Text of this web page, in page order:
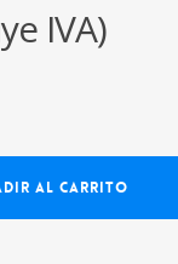
IVA)
AL CARRITO